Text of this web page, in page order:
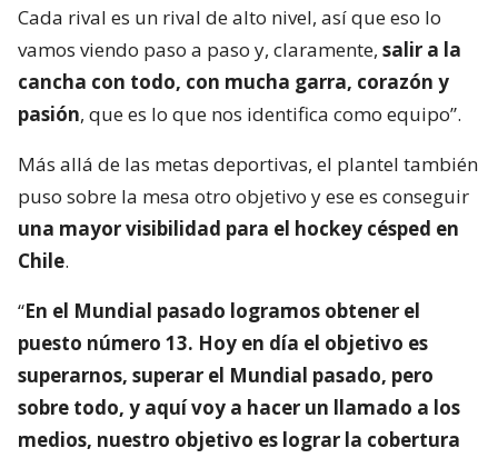
Cada rival es un rival de alto nivel, así que eso lo
vamos viendo paso a paso y, claramente, salir a la
cancha con todo, con mucha garra, corazón y
pasión, que es lo que nos identifica como equipo”.
Más allá de las metas deportivas, el plantel también
puso sobre la mesa otro objetivo y ese es conseguir
una mayor visibilidad para el hockey césped en
Chile.
“En el Mundial pasado logramos obtener el
puesto número 13. Hoy en día el objetivo es
superarnos, superar el Mundial pasado, pero
sobre todo, y aquí voy a hacer un llamado a los
medios, nuestro objetivo es lograr la cobertura